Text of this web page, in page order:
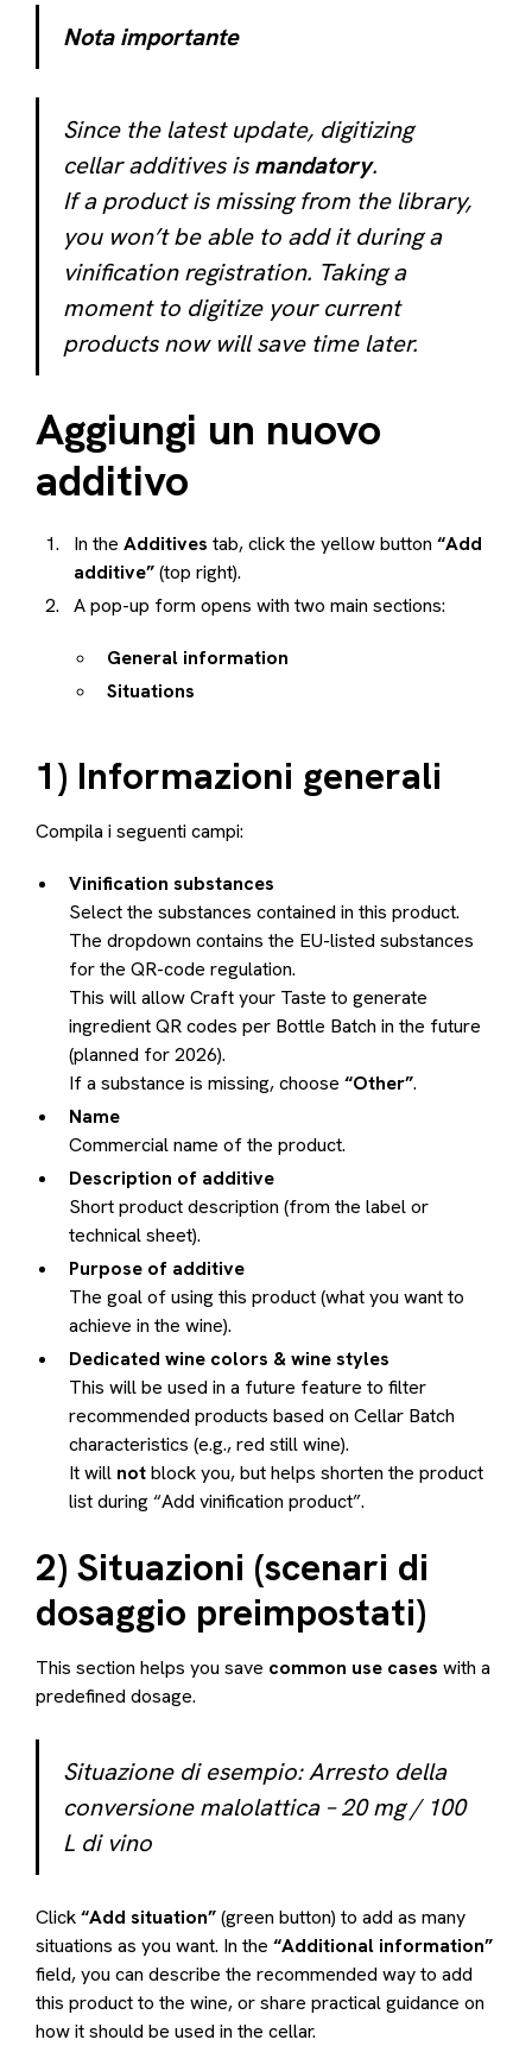
Nota importante
Since the latest update, digitizing
cellar additives ismandatory.
If a product is missing from the library,
you won’t be able to add it during a
vinification registration. Taking a
moment to digitize your current
products now will save time later.
Aggiungi un nuovo
additivo
In the Additives tab, click the yellow button “Add
additive”(top right).
A pop-up form opens with two main sections:
General information
Situations
1) Informazioni generali
Compila i seguenti campi:
Vinification substances
Select the substances contained in this product.
The dropdown contains the EU-listed substances
for the QR-code regulation.
This will allow Craft your Taste to generate
ingredient QR codes per Bottle Batch in the future
(planned for 2026).
If a substance is missing, choose “Other”.
Name
Commercial name of the product.
Description of additive
Short product description (from the label or
technical sheet).
Purpose of additive
The goal of using this product (what you want to
achieve in the wine).
Dedicated wine colors & wine styles
This will be used in a future feature to filter
recommended products based on Cellar Batch
characteristics (e.g., red still wine).
It will notblock you, but helps shorten the product
list during “Add vinification product”.
2) Situazioni (scenari di
dosaggio preimpostati)
This section helps you save common use cases with a
predefined dosage.
Situazione di esempio:Arresto della
conversione malolattica – 20 mg / 100
L di vino
Click“Add situation”(green button) to add as many
situations as you want. In the “Additional information”
field, you can describe the recommended way to add
this product to the wine, or share practical guidance on
how it should be used in the cellar.